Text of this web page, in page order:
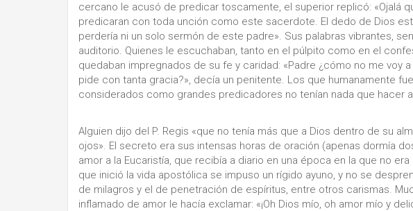
cercano le acusó de predicar toscamente, el superior replicó: «Ojalá
predicaran con toda unción como este sacerdote. El dedo de Dios
perdería ni un solo sermón de este padre». Sus palabras vibrantes,
auditorio. Quienes le escuchaban, tanto en el púlpito como en el
quedaban impregnados de su fe y caridad: «Padre ¿cómo no me voy
pide con tanta gracia?», decía un penitente. Los que humanamente
considerados como grandes predicadores no tenían nada que hacer
Alguien dijo del P. Regis «que no tenía más que a Dios dentro de su
ojos». El secreto era sus intensas horas de oración (apenas dormía
amor a la Eucaristía, que recibía a diario en una época en la que no
que inició la vida apostólica se impuso un rígido ayuno, y no se
de milagros y el de penetración de espíritus, entre otros carismas.
inflamado de amor le hacía exclamar: «¡Oh Dios mío, oh amor mío y